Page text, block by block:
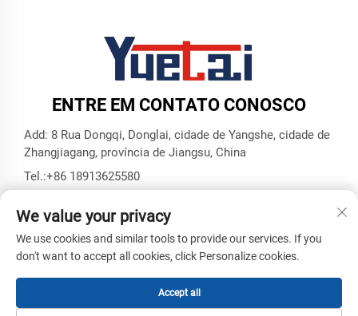
ENTRE EM CONTATO CONOSCO
Add: 8 Rua Dongqi, Donglai, cidade de Yangshe, cidade de
Zhangjiagang, província de Jiangsu, China
Tel.:+86 18913625580
Direitos Autorais © Zhangjiagang Yuetai Precision Machinery
Privacidade-BLOG
We value your privacy
We use cookies and similar tools to provide our services. If you
don't want to accept all cookies, click Personalize cookies.
Accept all